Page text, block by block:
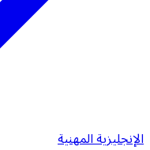
الإنجليزية المهنية